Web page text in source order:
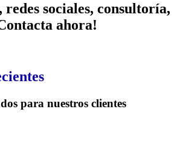
redes sociales, consultoría,
ahora!
para nuestros clientes